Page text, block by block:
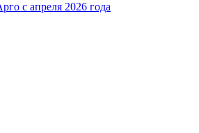
с апреля 2026 года